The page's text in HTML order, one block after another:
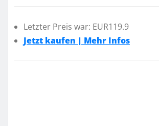
Letzter Preis war: EUR119.9
Jetzt kaufen | Mehr Infos